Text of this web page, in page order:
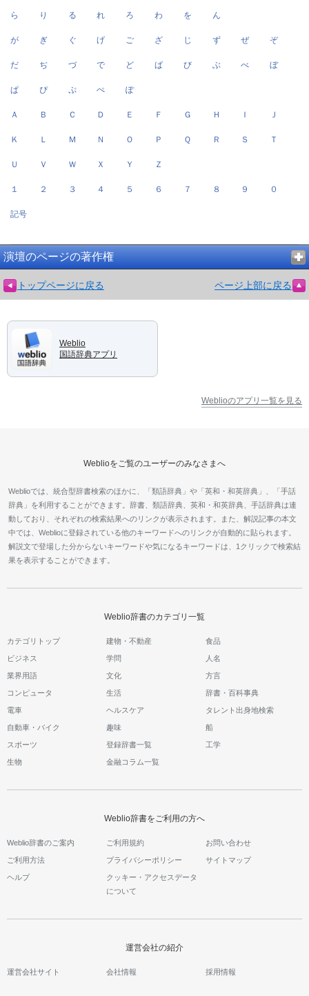
ら り る れ ろ わ を ん
が ぎ ぐ げ ご ざ じ ず ぜ ぞ
だ ぢ づ で ど ば び ぶ べ ぼ
ぱ ぴ ぷ ぺ ぽ
Ａ Ｂ Ｃ Ｄ Ｅ Ｆ Ｇ Ｈ Ｉ Ｊ
Ｋ Ｌ Ｍ Ｎ Ｏ Ｐ Ｑ Ｒ Ｓ Ｔ
Ｕ Ｖ Ｗ Ｘ Ｙ Ｚ
１ ２ ３ ４ ５ ６ ７ ８ ９ ０
記号
演壇のページの著作権
トップページに戻る ページ上部に戻る
Weblio
国語辞典アプリ
Weblioのアプリ一覧を見る
Weblioをご覧のユーザーのみなさまへ
Weblioでは、統合型辞書検索のほかに、「類語辞典」や「英和・和英辞典」、「手話
辞典」を利用することができます。辞書、類語辞典、英和・和英辞典、手話辞典は連
動しており、それぞれの検索結果へのリンクが表示されます。また、解説記事の本文
中では、Weblioに登録されている他のキーワードへのリンクが自動的に貼られます。
解説文で登場した分からないキーワードや気になるキーワードは、1クリックで検索結
果を表示することができます。
Weblio辞書のカテゴリ一覧
カテゴリトップ 建物・不動産 食品
ビジネス 学問 人名
業界用語 文化 方言
コンピュータ 生活 辞書・百科事典
電車 ヘルスケア タレント出身地検索
自動車・バイク 趣味 船
スポーツ 登録辞書一覧 工学
生物 金融コラム一覧
Weblio辞書をご利用の方へ
Weblio辞書のご案内 ご利用規約 お問い合わせ
ご利用方法 プライバシーポリシー サイトマップ
ヘルプ
クッキー・アクセスデータ
について
運営会社の紹介
運営会社サイト 会社情報 採用情報